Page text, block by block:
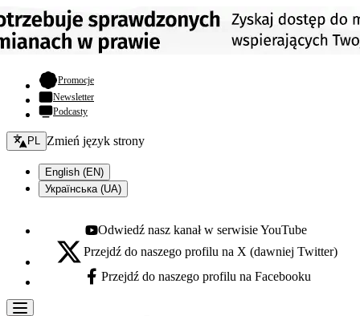
Promocje- otwiera się w nowej karcie
Newsletter
Podcasty
Zmień język - bieżący:
PL Zmień język strony
English (EN)
Українська (UA)
Youtube - otwiera się w nowej karcie
Odwiedź nasz kanał w serwisie YouTube
X - otwiera się w nowej karcie
Przejdź do naszego profilu na X (dawniej Twitter)
Facebook - otwiera się w nowej karcie
Przejdź do naszego profilu na Facebooku